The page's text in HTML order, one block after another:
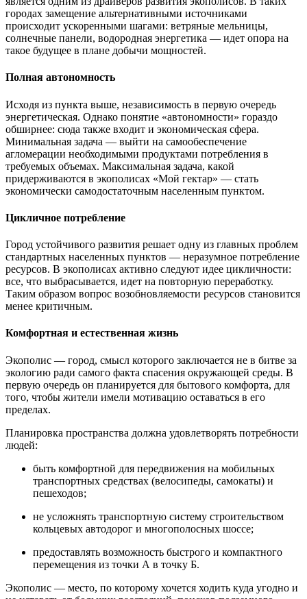
городах замещение альтернативными источниками
происходит ускоренными шагами: ветряные мельницы,
солнечные панели, водородная энергетика — идет опора на
такое будущее в плане добычи мощностей.
Полная автономность
Исходя из пункта выше, независимость в первую очередь
энергетическая. Однако понятие «автономности» гораздо
обширнее: сюда также входит и экономическая сфера.
Минимальная задача — выйти на самообеспечение
агломерации необходимыми продуктами потребления в
требуемых объемах. Максимальная задача, какой
придерживаются в экополисах «Мой гектар» — стать
экономически самодостаточным населенным пунктом.
Цикличное потребление
Город устойчивого развития решает одну из главных проблем
стандартных населенных пунктов — неразумное потребление
ресурсов. В экополисах активно следуют идее цикличности:
все, что выбрасывается, идет на повторную переработку.
Таким образом вопрос возобновляемости ресурсов становится
менее критичным.
Комфортная и естественная жизнь
Экополис — город, смысл которого заключается не в битве за
экологию ради самого факта спасения окружающей среды. В
первую очередь он планируется для бытового комфорта, для
того, чтобы жители имели мотивацию оставаться в его
пределах.
Планировка пространства должна удовлетворять потребности
людей:
быть комфортной для передвижения на мобильных
транспортных средствах (велосипеды, самокаты) и
пешеходов;
не усложнять транспортную систему строительством
кольцевых автодорог и многополосных шоссе;
предоставлять возможность быстрого и компактного
перемещения из точки А в точку Б.
Экополис — место, по которому хочется ходить куда угодно и